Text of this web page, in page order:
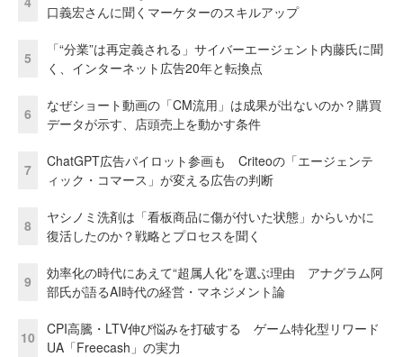
口義宏さんに聞くマーケターのスキルアップ
5
「“分業”は再定義される」サイバーエージェント内藤氏に聞
く、インターネット広告20年と転換点
6
なぜショート動画の「CM流用」は成果が出ないのか？購買
データが示す、店頭売上を動かす条件
7
ChatGPT広告パイロット参画も Criteoの「エージェンテ
ィック・コマース」が変える広告の判断
8
ヤシノミ洗剤は「看板商品に傷が付いた状態」からいかに
復活したのか？戦略とプロセスを聞く
9
効率化の時代にあえて“超属人化”を選ぶ理由 アナグラム阿
部氏が語るAI時代の経営・マネジメント論
10
CPI高騰・LTV伸び悩みを打破する ゲーム特化型リワード
UA「Freecash」の実力